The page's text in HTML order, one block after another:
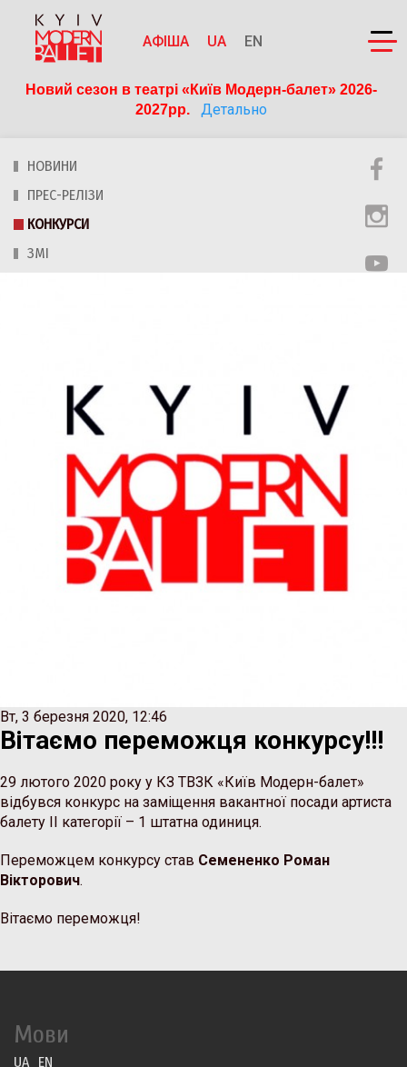
АФІША UA EN
Новий сезон в театрі «Київ Модерн-балет» 2026-
2027рр.
Детально
НОВИНИ
ПРЕС-РЕЛІЗИ
КОНКУРСИ
ЗМІ
Вт, 3 березня 2020, 12:46
Вітаємо переможця конкурсу!!!
29 лютого 2020 року у КЗ ТВЗК «Київ Модерн-балет»
відбувся конкурс на заміщення вакантної посади артиста
балету ІІ категорії – 1 штатна одиниця.
Переможцем конкурсу став Семененко Роман
Вікторович.
Вітаємо переможця!
Мови
UA EN